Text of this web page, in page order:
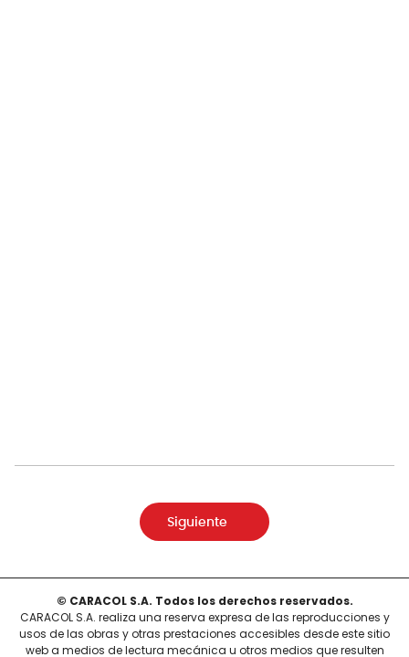
Siguiente
© CARACOL S.A. Todos los derechos reservados.
CARACOL S.A. realiza una reserva expresa de las reproducciones y
usos de las obras y otras prestaciones accesibles desde este sitio
web a medios de lectura mecánica u otros medios que resulten